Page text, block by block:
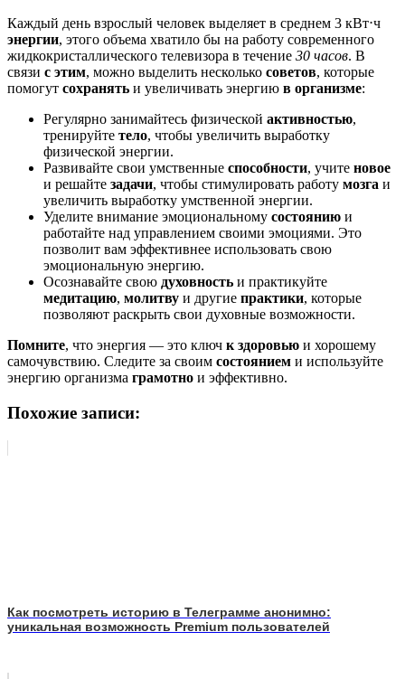
Каждый день взрослый человек выделяет в среднем 3 кВт⋅ч
энергии, этого объема хватило бы на работу современного
жидкокристаллического телевизора в течение 30 часов. В
связи с этим, можно выделить несколько советов, которые
помогут сохранять и увеличивать энергию в организме:
Регулярно занимайтесь физической активностью,
тренируйте тело, чтобы увеличить выработку
физической энергии.
Развивайте свои умственные способности, учите новое
и решайте задачи, чтобы стимулировать работу мозга и
увеличить выработку умственной энергии.
Уделите внимание эмоциональному состоянию и
работайте над управлением своими эмоциями. Это
позволит вам эффективнее использовать свою
эмоциональную энергию.
Осознавайте свою духовность и практикуйте
медитацию, молитву и другие практики, которые
позволяют раскрыть свои духовные возможности.
Помните, что энергия — это ключ к здоровью и хорошему
самочувствию. Следите за своим состоянием и используйте
энергию организма грамотно и эффективно.
Похожие записи:
Как посмотреть историю в Телеграмме анонимно:
уникальная возможность Premium пользователей